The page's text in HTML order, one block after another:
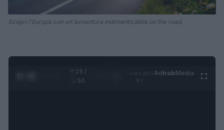
Scopri l'Europa con un'avventura indimenticabile on the road.
0:25 /
1:50
AdhubMedia